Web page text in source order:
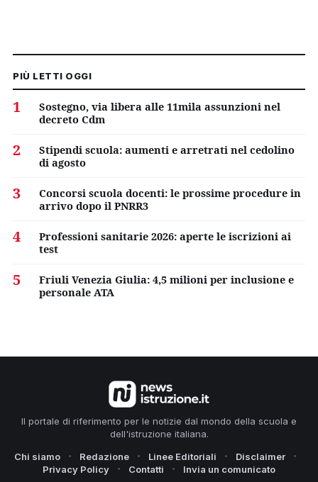
PIÙ LETTI OGGI
1
Sostegno, via libera alle 11mila assunzioni nel
decreto Cdm
2
Stipendi scuola: aumenti e arretrati nel cedolino
di agosto
3
Concorsi scuola docenti: le prossime procedure in
arrivo dopo il PNRR3
4
Professioni sanitarie 2026: aperte le iscrizioni ai
test
5
Friuli Venezia Giulia: 4,5 milioni per inclusione e
personale ATA
Il portale di riferimento per le notizie dal mondo della scuola e
dell'istruzione italiana.
Chi siamo
Redazione Linee Editoriali
Disclaimer
Privacy Policy
Contatti Invia un comunicato